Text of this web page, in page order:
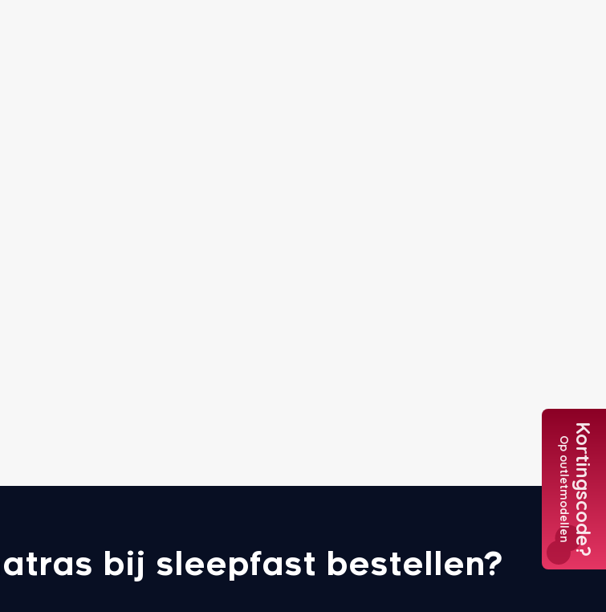
Kortingscode?
Op outletmodellen+31
bij sleepfast bestellen?